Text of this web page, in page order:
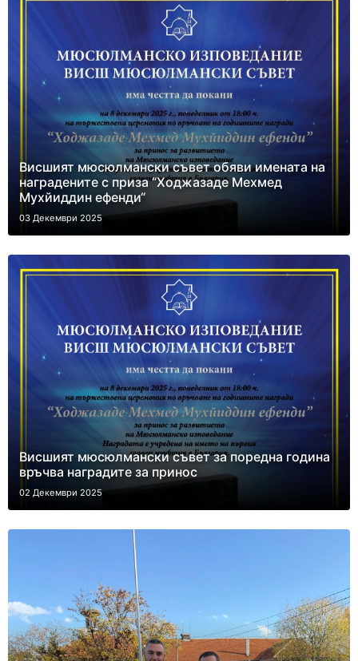
Висшият мюсюлмански съвет обяви имената на
наградените с приза “Ходжазаде Мехмед
Мухйиддин ефенди“
03 Декември 2025
Висшият мюсюлмански съвет за поредна година
връчва наградите за принос
02 Декември 2025